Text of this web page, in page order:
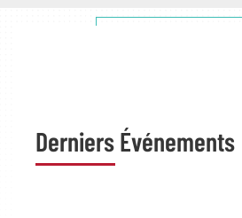
Derniers Événements